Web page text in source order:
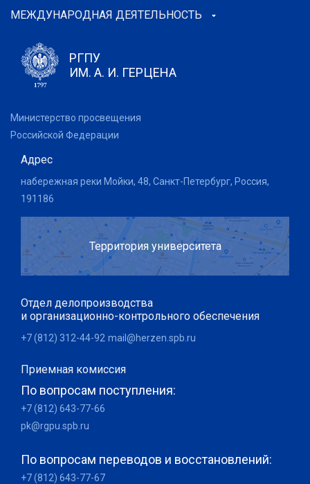
МЕЖДУНАРОДНАЯ ДЕЯТЕЛЬНОСТЬ
РГПУ
ИМ. А. И. ГЕРЦЕНА
Министерство просвещения
Российской Федерации
Адрес
набережная реки Мойки, 48, Санкт-Петербург, Россия,
191186
Территория университета
Отдел делопроизводства
и организационно-контрольного обеспечения
+7 (812) 312-44-92 mail@herzen.spb.ru
Приемная комиссия
По вопросам поступления:
+7 (812) 643-77-66
pk@rgpu.spb.ru
По вопросам переводов и восстановлений:
+7 (812) 643-77-67